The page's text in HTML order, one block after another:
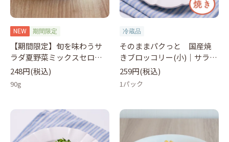
NEW 期間限定
【期間限定】旬を味わうサ
ラダ夏野菜ミックスセロリ
やズッキーニ90g｜サラダク
ラブ
248円(税込)
90g
冷蔵品
そのままパクっと 国産焼
きブロッコリー(小)｜サラダ
クラブ
259円(税込)
1パック